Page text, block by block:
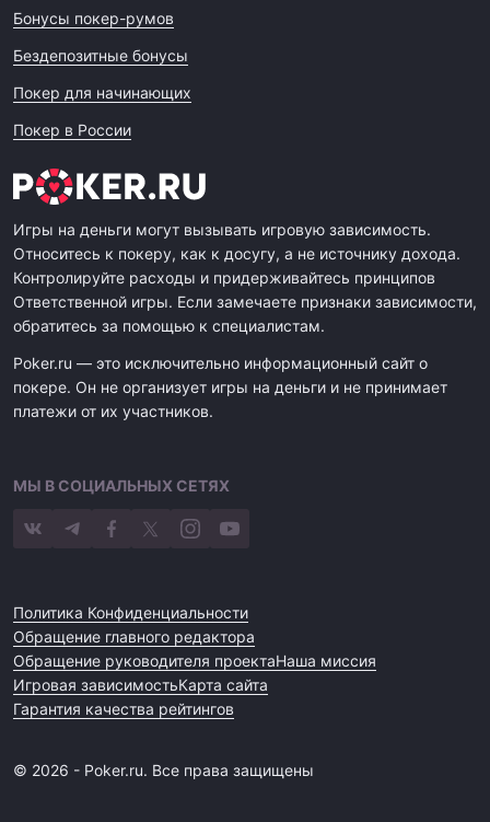
Бонусы покер-румов
Бездепозитные бонусы
Покер для начинающих
Покер в России
Игры на деньги могут вызывать игровую зависимость.
Относитесь к покеру, как к досугу, а не источнику дохода.
Контролируйте расходы и придерживайтесь принципов
Ответственной игры. Если замечаете признаки зависимости,
обратитесь за помощью к специалистам.
Poker.ru — это исключительно информационный сайт о
покере. Он не организует игры на деньги и не принимает
платежи от их участников.
МЫ В СОЦИАЛЬНЫХ СЕТЯХ
Политика Конфиденциальности
Обращение главного редактора
Обращение руководителя проектаНаша миссия
Игровая зависимостьКарта сайта
Гарантия качества рейтингов
© 2026 - Poker.ru. Все права защищены